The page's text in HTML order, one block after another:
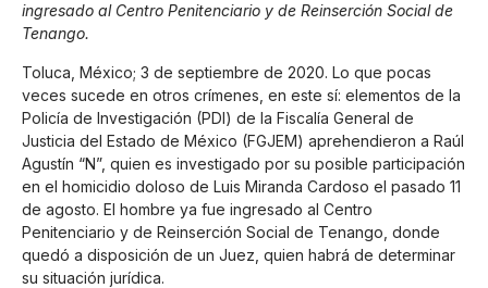
ingresado al Centro Penitenciario y de Reinserción Social de
Tenango.
Toluca, México; 3 de septiembre de 2020. Lo que pocas
veces sucede en otros crímenes, en este sí: elementos de la
Policía de Investigación (PDI) de la Fiscalía General de
Justicia del Estado de México (FGJEM) aprehendieron a Raúl
Agustín “N”, quien es investigado por su posible participación
en el homicidio doloso de Luis Miranda Cardoso el pasado 11
de agosto. El hombre ya fue ingresado al Centro
Penitenciario y de Reinserción Social de Tenango, donde
quedó a disposición de un Juez, quien habrá de determinar
su situación jurídica.